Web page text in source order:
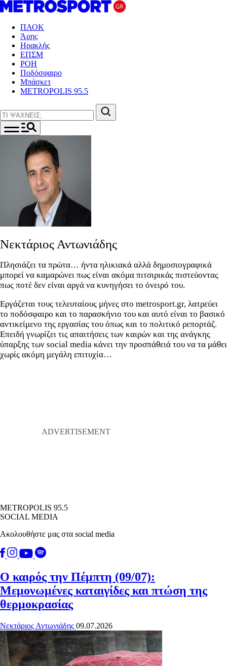
ΠΑΟΚ
Άρης
Ηρακλής
ΕΠΣΜ
ΡΟΗ
Ποδόσφαιρο
Μπάσκετ
METROPOLIS 95.5
Νεκτάριος Αντωνιάδης
Πλησιάζει τα πρώτα… ήντα ηλικιακά αλλά δημοσιογραφικά
μπορεί να καμαρώνει πως είναι ακόμα πιτσιρικάς πιστεύοντας
πως ποτέ δεν είναι αργά να κυνηγήσει το όνειρό του.
Εργάζεται τους τελευταίους μήνες στο metrosport.gr, λατρεύει
το ποδόσφαιρο και το παρασκήνιο του και αυτό είναι το βασικό
αντικείμενο της εργασίας του όπως και το πολιτικό ρεπορτάζ.
Επειδή γνωρίζει τις απαιτήσεις των καιρών και της ανάγκης
ύπαρξης των social media κάνει την προσπάθειά του να τα μάθει
χωρίς ακόμη μεγάλη επιτυχία…
METROPOLIS 95.5
SOCIAL MEDIA
Ακολουθήστε μας στα social media
Ο καιρός την Πέμπτη (09/07):
Μεμονωμένες καταιγίδες και πτώση της
θερμοκρασίας
Νεκτάριος Αντωνιάδης 09.07.2026